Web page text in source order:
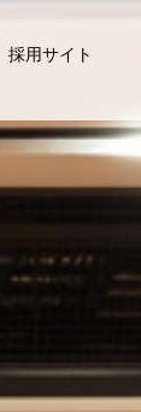
採用サイト